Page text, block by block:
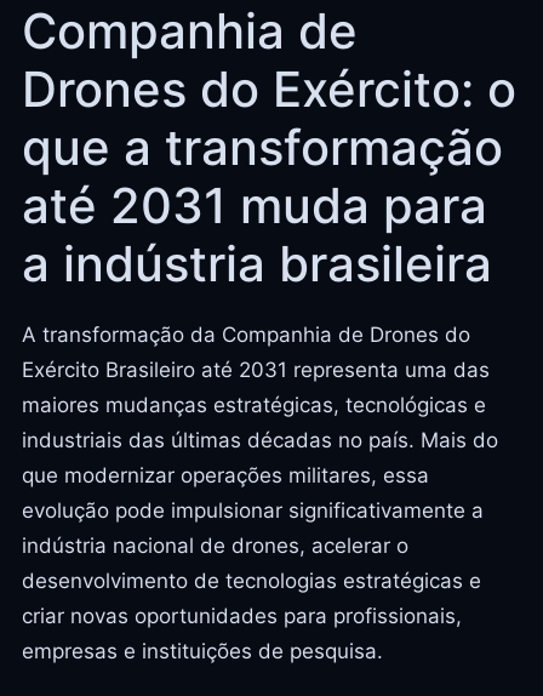
Companhia de
Drones do Exército: o
que a transformação
até 2031 muda para
a indústria brasileira
A transformação da Companhia de Drones do
Exército Brasileiro até 2031 representa uma das
maiores mudanças estratégicas, tecnológicas e
industriais das últimas décadas no país. Mais do
que modernizar operações militares, essa
evolução pode impulsionar significativamente a
indústria nacional de drones, acelerar o
desenvolvimento de tecnologias estratégicas e
criar novas oportunidades para profissionais,
empresas e instituições de pesquisa.